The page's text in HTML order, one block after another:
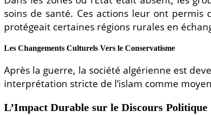
soins de santé. Ces actions leur ont permis
protégeait certaines régions rurales en
Les Changements Culturels Vers le Conservatisme
Après la guerre, la société algérienne est
interprétation stricte de l’islam comme
L’Impact Durable sur le Discours Politique